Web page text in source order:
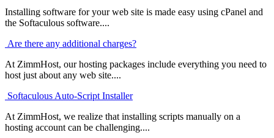
Installing software for your web site is made easy using cPanel and
the Softaculous software....
Are there any additional charges?
At ZimmHost, our hosting packages include everything you need to
host just about any web site....
Softaculous Auto-Script Installer
At ZimmHost, we realize that installing scripts manually on a
hosting account can be challenging....